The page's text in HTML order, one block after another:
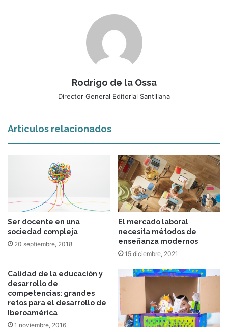
Rodrigo de la Ossa
Director General Editorial Santillana
Artículos relacionados
Ser docente en una
sociedad compleja
20 septiembre, 2018
El mercado laboral
necesita métodos de
enseñanza modernos
15 diciembre, 2021
Calidad de la educación y
desarrollo de
competencias: grandes
retos para el desarrollo de
Iberoamérica
1 noviembre, 2016